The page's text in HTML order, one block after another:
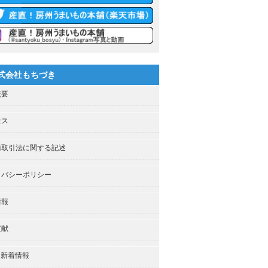
会社もちづき
引法に関する記述
シーポリシー
着情報